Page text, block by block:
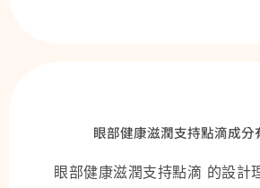
眼部健康滋潤支持點滴成分
眼部健康滋潤支持點滴 的設計